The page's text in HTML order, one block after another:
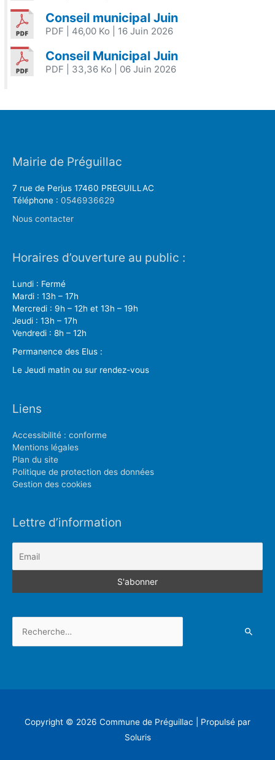
Conseil municipal Juin
PDF | 46,00 Ko | 16 Juin 2026
Conseil Municipal Juin
PDF | 33,36 Ko | 06 Juin 2026
Mairie de Préguillac
7 rue de Perjus 17460 PREGUILLAC
Téléphone : 0546936629
Nous contacter
Horaires d’ouverture au public :
Lundi : Fermé
Mardi : 13h – 17h
Mercredi : 9h – 12h et 13h – 19h
Jeudi : 13h – 17h
Vendredi : 8h – 12h
Permanence des Elus :
Le Jeudi matin ou sur rendez-vous
Liens
Accessibilité : conforme
Mentions légales
Plan du site
Politique de protection des données
Gestion des cookies
Lettre d’information
Copyright © 2026 Commune de Préguillac | Propulsé par
Soluris